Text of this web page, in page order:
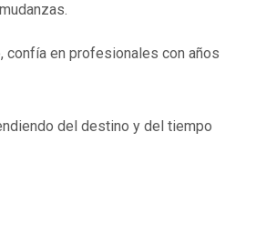
confía en profesionales con años
del destino y del tiempo